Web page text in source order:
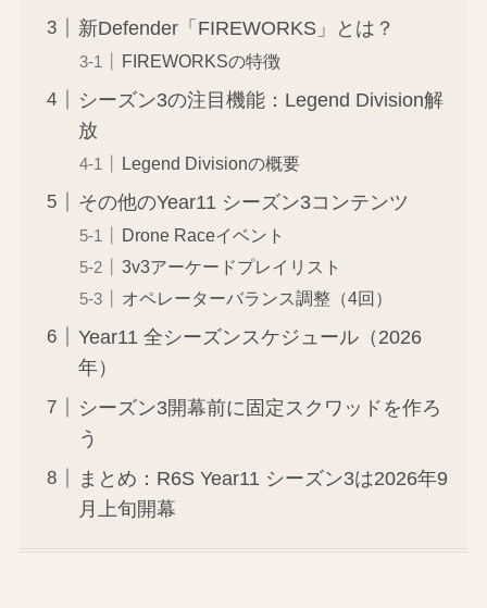
新Defender「FIREWORKS」とは？
FIREWORKSの特徴
シーズン3の注目機能：Legend Division解
放
Legend Divisionの概要
その他のYear11 シーズン3コンテンツ
Drone Raceイベント
3v3アーケードプレイリスト
オペレーターバランス調整（4回）
Year11 全シーズンスケジュール（2026
年）
シーズン3開幕前に固定スクワッドを作ろ
う
まとめ：R6S Year11 シーズン3は2026年9
月上旬開幕